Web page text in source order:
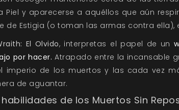
Piel y aparecerse a aquéllos que aún
de Estigia (o toman las armas contra
El Olvido, interpretas el papel de un
por hacer. Atrapado entre la incansable
imperio de los muertos y las cada vez
de aguantar.
habilidades de los Muertos Sin